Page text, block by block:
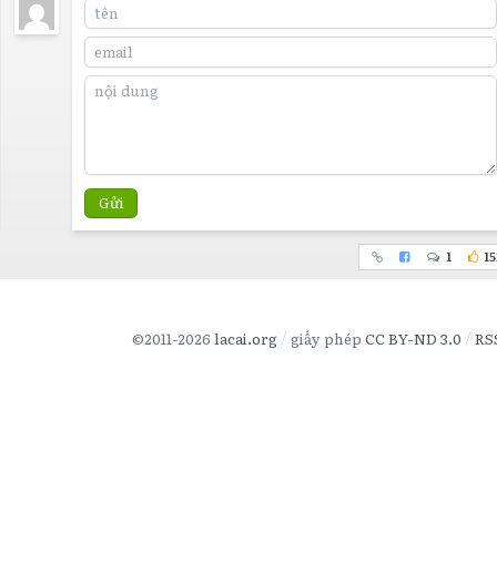
Gửi
1
©2011-2026 lacai.org giấy phép CC BY-ND 3.0